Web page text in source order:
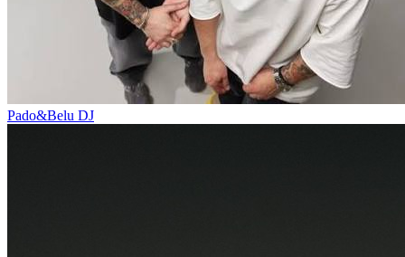
Pado&Belu DJ